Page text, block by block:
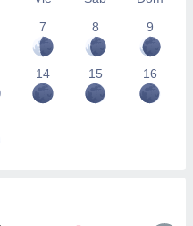
7
8 9
14 15 16